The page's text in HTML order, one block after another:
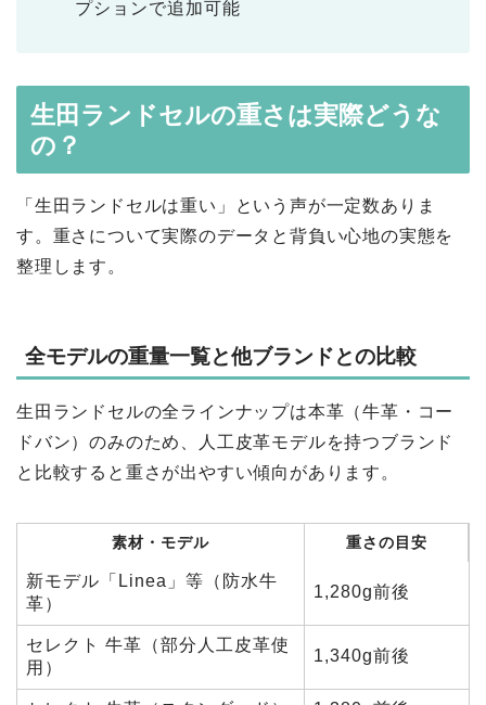
プションで追加可能
生田ランドセルの重さは実際どうな
の？
「生田ランドセルは重い」という声が一定数ありま
す。重さについて実際のデータと背負い心地の実態を
整理します。
全モデルの重量一覧と他ブランドとの比較
生田ランドセルの全ラインナップは本革（牛革・コー
ドバン）のみのため、人工皮革モデルを持つブランド
と比較すると重さが出やすい傾向があります。
素材・モデル 重さの目安
新モデル「Linea」等（防水牛
革）
1,280g前後
セレクト 牛革（部分人工皮革使
用）
1,340g前後